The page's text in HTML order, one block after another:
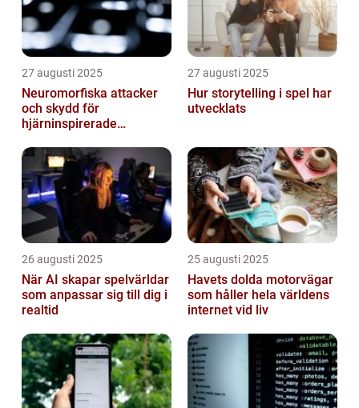
27 augusti 2025
Neuromorfiska attacker
och skydd för
hjärninspirerade
27 augusti 2025
Hur storytelling i spel har
utvecklats
26 augusti 2025
När AI skapar spelvärldar
som anpassar sig till dig i
realtid
25 augusti 2025
Havets dolda motorvägar
som håller hela världens
internet vid liv